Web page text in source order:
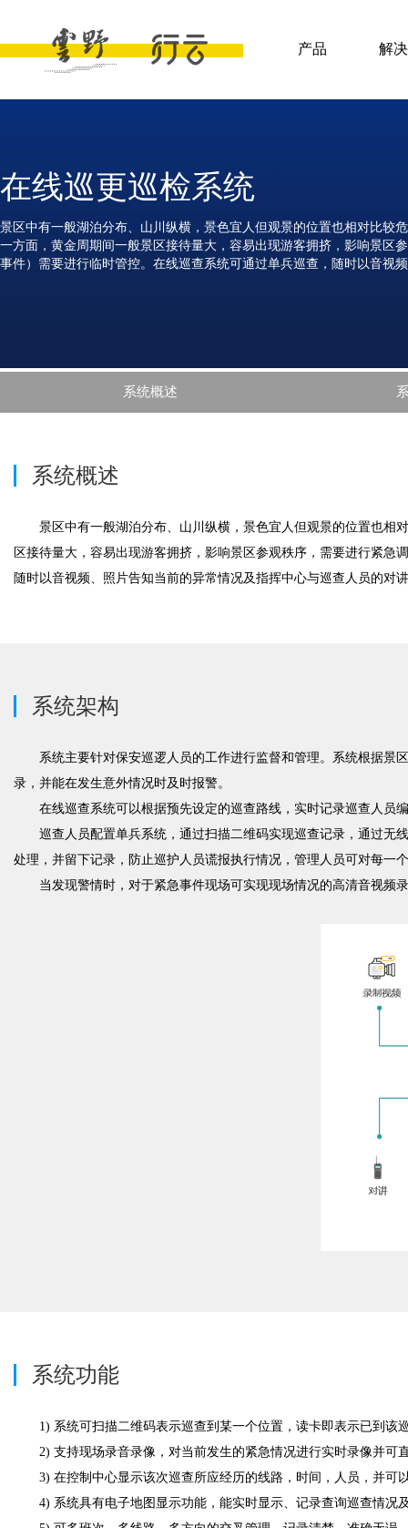
产品 解
在线巡更巡检系统
景区中有一般湖泊分布、山川纵横，景色宜人但观景的位置也相对比较
一方面，黄金周期间一般景区接待量大，容易出现游客拥挤，影响景区
事件）需要进行临时管控。在线巡查系统可通过单兵巡查，随时以音视
系统概述
系统概述
景区中有一般湖泊分布、山川纵横，景色宜人但观景的位置也相
区接待量大，容易出现游客拥挤，影响景区参观秩序，需要进行紧
随时以音视频、照片告知当前的异常情况及指挥中心与巡查人员的对
系统架构
系统主要针对保安巡逻人员的工作进行监督和管理。系统根据景
录，并能在发生意外情况时及时报警。
在线巡查系统可以根据预先设定的巡查路线，实时记录巡查人员
巡查人员配置单兵系统，通过扫描二维码实现巡查记录，通过无
处理，并留下记录，防止巡护人员谎报执行情况，管理人员可对每一
当发现警情时，对于紧急事件现场可实现现场情况的高清音视频
系统功能
1) 系统可扫描二维码表示巡查到某一个位置，读卡即表示已到该
2) 支持现场录音录像，对当前发生的紧急情况进行实时录像并可
3) 在控制中心显示该次巡查所应经历的线路，时间，人员，并
4) 系统具有电子地图显示功能，能实时显示、记录查询巡查情况